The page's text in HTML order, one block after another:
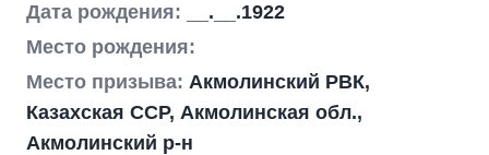
Дата рождения:
__.__.1922
Место рождения:
Место призыва: Акмолинский РВК,
Казахская ССР, Акмолинская обл.,
Акмолинский р-н